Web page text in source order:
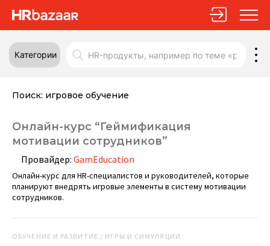
Категории
Поиск: игровое обучение
Онлайн-курс “Геймификация
мотивации сотрудников”
Провайдер: GamEducation
Онлайн-курс для HR-специалистов и руководителей, которые
планируют внедрять игровые элементы в систему мотивации
сотрудников.
ОБУЧЕНИЕ И РАЗВИТИЕ / ИГРЫ И СИМУЛЯЦИИ